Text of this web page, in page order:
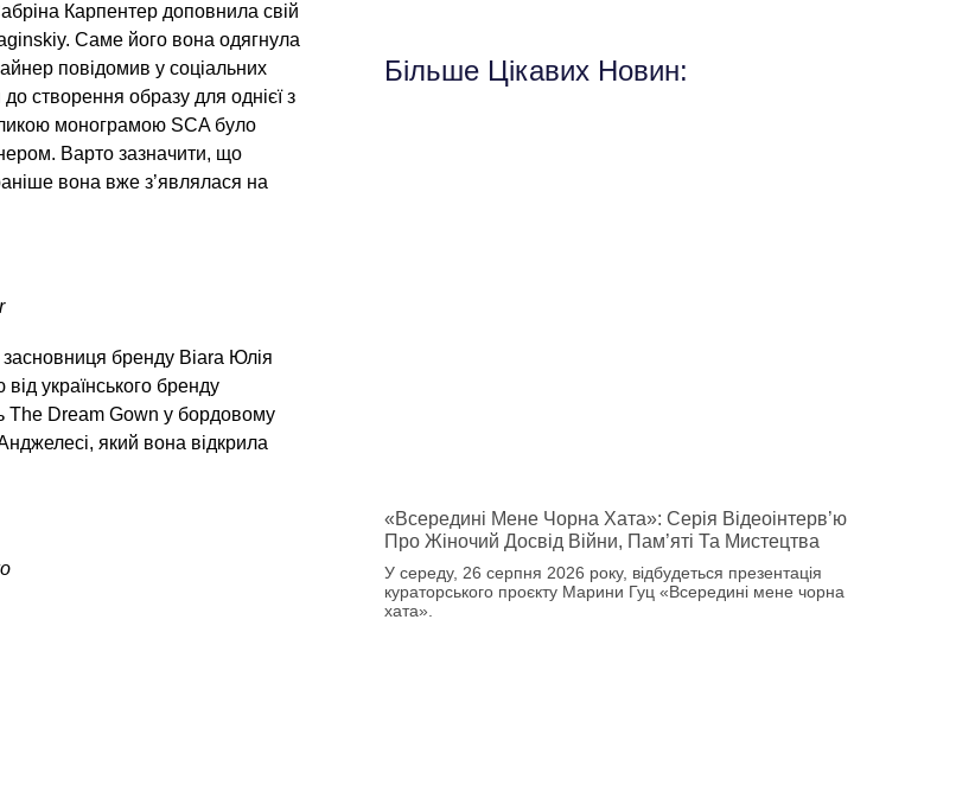
Карпентер доповнила свій
Саме його вона одягнула
повідомив у соціальних
створення образу для однієї з
монограмою SCA було
Варто зазначити, що
вона вже з’являлася на
засновниця бренду Biara Юлія
українського бренду
The Dream Gown у бордовому
який вона відкрила
Більше Цікавих Новин:
«Всередині Мене Чорна Хата»: Серія Відеоінтерв’ю
Про Жіночий Досвід Війни, Пам’яті Та Мистецтва
У середу, 26 серпня 2026 року, відбудеться презентація
кураторського проєкту Марини Гуц «Всередині мене чорна
хата».